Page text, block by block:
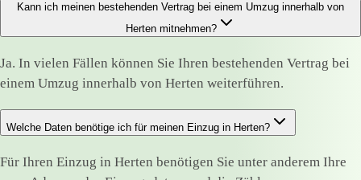
Kann ich meinen bestehenden Vertrag bei einem Umzug innerhalb von
Herten mitnehmen?
Ja. In vielen Fällen können Sie Ihren bestehenden Vertrag bei
einem Umzug innerhalb von Herten weiterführen.
Welche Daten benötige ich für meinen Einzug in Herten?
Für Ihren Einzug in Herten benötigen Sie unter anderem Ihre